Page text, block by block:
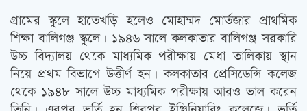
গ্রামের স্কুলে হাতেখড়ি হলেও মোহাম্মদ মোর্তজার প্রাথমিক
শিক্ষা বালিগঞ্জ স্কুলে। ১৯৪৬ সালে কলকাতার বালিগঞ্জ সরকারি
উচ্চ বিদ্যালয় থেকে মাধ্যমিক পরীক্ষায় মেধা তালিকায় স্থান
নিয়ে প্রথম বিভাগে উত্তীর্ণ হন। কলকাতার প্রেসিডেন্সি কলেজ
থেকে ১৯৪৮ সালে উচ্চ মাধ্যমিক পরীক্ষায় আরও ভাল করেন